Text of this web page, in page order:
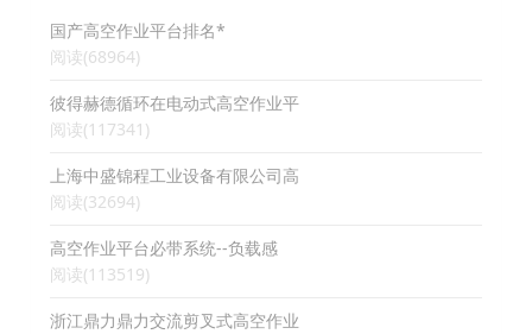
国产高空作业平台排名*
阅读(68964)
彼得赫德循环在电动式高空作业平
阅读(117341)
上海中盛锦程工业设备有限公司高
阅读(32694)
高空作业平台必带系统--负载感
阅读(113519)
浙江鼎力鼎力交流剪叉式高空作业